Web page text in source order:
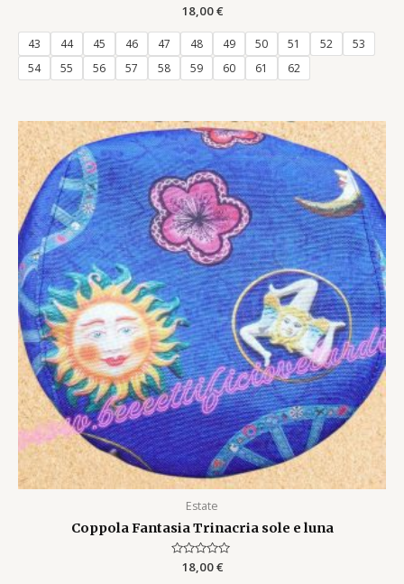
Rated
out
18,00€
43 44 45 46 47 48 49 50 51 52
53
54
55 56 57 58 59 60 61 62
Estate
Coppola Fantasia Trinacria sole e luna
Rated
18,00€